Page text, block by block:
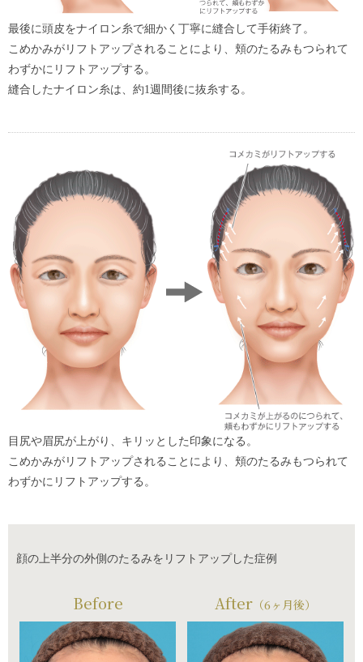
最後に頭皮をナイロン糸で細かく丁寧に縫合して手術終了。
こめかみがリフトアップされることにより、頬のたるみもつられて
わずかにリフトアップする。
縫合したナイロン糸は、約1週間後に抜糸する。
目尻や眉尻が上がり、キリッとした印象になる。
こめかみがリフトアップされることにより、頬のたるみもつられて
わずかにリフトアップする。
顔の上半分の外側のたるみをリフトアップした症例
Before After （6ヶ月後）